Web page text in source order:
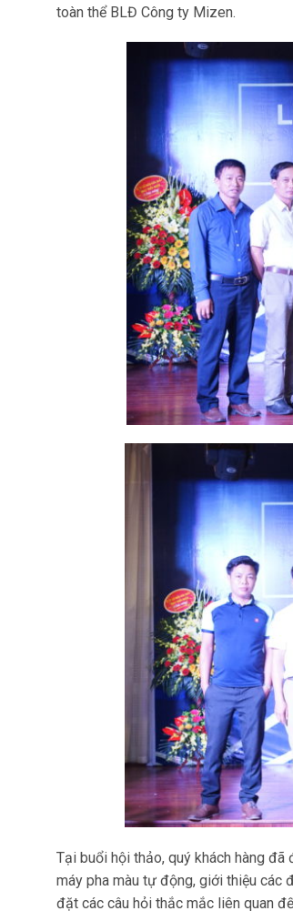
toàn thể BLĐ Công ty Mizen.
Tại buổi hội thảo, quý khách hàng
máy pha màu tự động, giới thiệu các
đặt các câu hỏi thắc mắc liên quan